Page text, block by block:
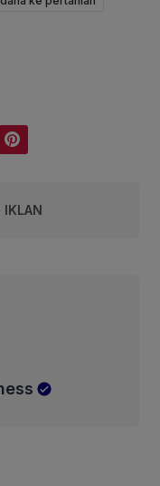
IKLAN